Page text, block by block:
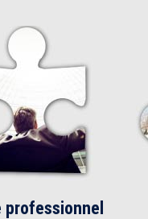
professionnel